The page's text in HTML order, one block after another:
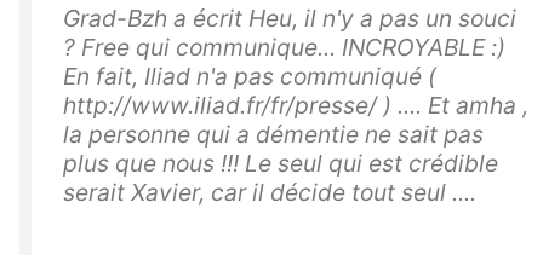
Grad-Bzh a écrit Heu, il n'y a pas un souci
? Free qui communique... INCROYABLE :)
En fait, Iliad n'a pas communiqué (
http://www.iliad.fr/fr/presse/ ) .... Et amha ,
la personne qui a démentie ne sait pas
plus que nous !!! Le seul qui est crédible
serait Xavier, car il décide tout seul ....